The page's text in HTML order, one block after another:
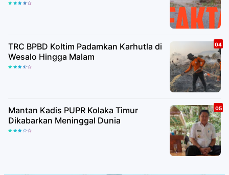
TRC BPBD Koltim Padamkan Karhutla di
Wesalo Hingga Malam
Mantan Kadis PUPR Kolaka Timur
Dikabarkan Meninggal Dunia